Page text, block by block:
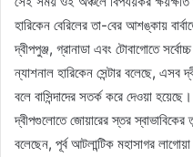
হারিকেন বেরিলের তা-বের আশঙ্কায়
দ্বীপপুঞ্জ, গ্রানাডা এবং টোবাগোতে
ন্যাশনাল হারিকেন সেন্টার বলেছে, এসব
বলে বাসিন্দাদের সতর্ক করে দেওয়া
দ্বীপগুলোতে জোয়ারের স্তর
বলেছেন, পূর্ব আটলান্টিক মহাসাগর